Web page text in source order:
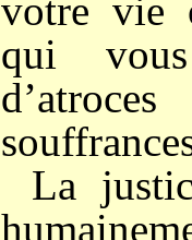
votre vie
qui
La